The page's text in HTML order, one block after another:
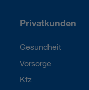
Privatkunden
Gesundheit
Vorsorge
Kfz